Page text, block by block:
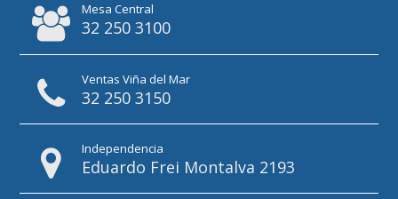
Mesa Central
32 250 3100
Ventas Viña del Mar
32 250 3150
Independencia
Eduardo Frei Montalva 2193